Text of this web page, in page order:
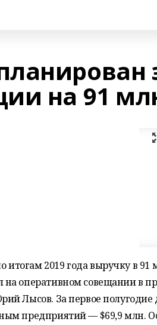
на 91
2019 года выручку в 91
на оперативном совещании в
Лысов. За первое полугодие
предприятий — $69,9 млн.